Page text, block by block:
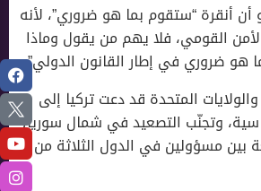
أنقرة “ستقوم بما هو ضروري”، ﻷنه
القومي، فلا يهم من يقول وماذا
هو ضروري في إطار القانون الدولي”.
المتحدة قد دعت تركيا إلى
وتجنّب التصعيد في شمال سوريا،
مسؤولين في الدول الثلاثة من